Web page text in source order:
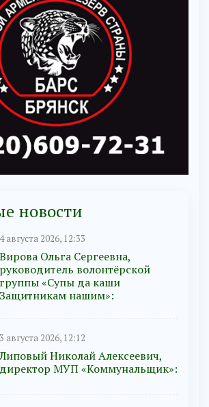
новости
4 августа 2026, 12:33
Вирова Ольга Сергеевна,
руководитель волонтёрской
группы «Супы да каши
Защитникам нашим»:
3 августа 2026, 12:12
Липовый Николай Алексеевич,
директор МУП «Коммунальщик»: